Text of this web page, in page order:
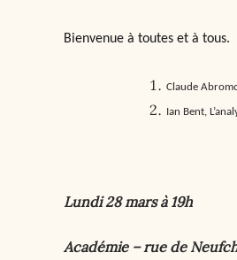
Bienvenue à toutes et à tous.
Claude
Ian Bent,
Lundi 28 mars à 19h
Académie – rue de